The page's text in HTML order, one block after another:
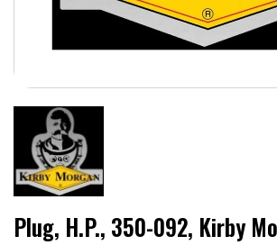
Plug, H.P., 350-092, Kirby